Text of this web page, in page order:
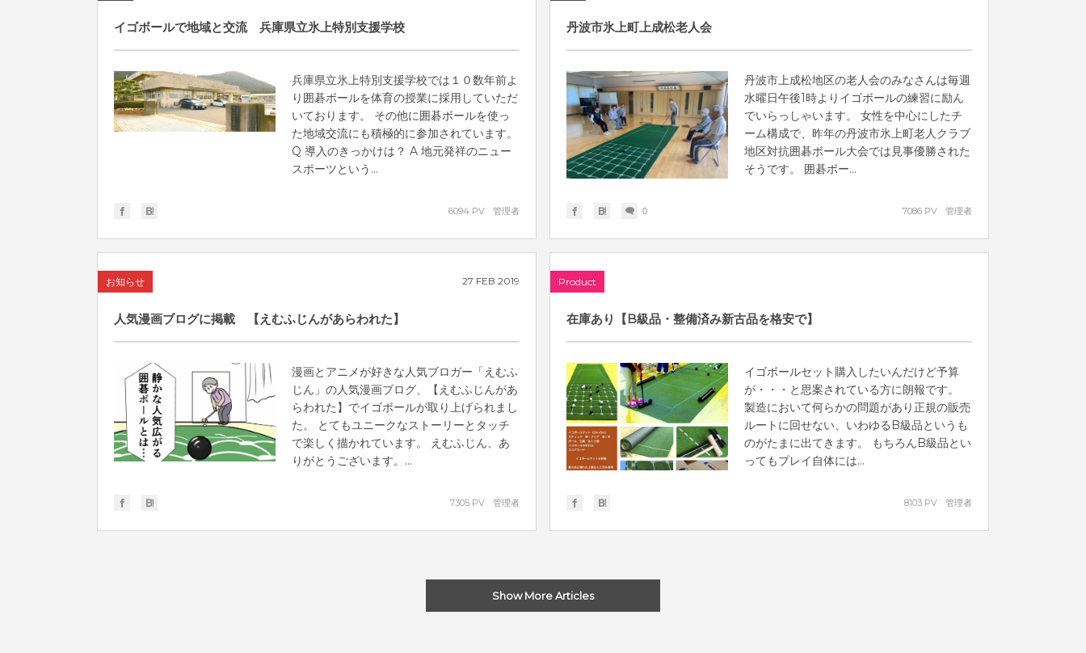
イゴボールで地域と交流 兵庫県立氷上特別支援学校
兵庫県立氷上特別支援学校では１０数年前よ
り囲碁ボールを体育の授業に採用していただ
いております。 その他に囲碁ボールを使っ
た地域交流にも積極的に参加されています。
Q 導入のきっかけは？ A 地元発祥のニュー
スポーツという...
管理者
6094 PV
丹波市氷上町上成松老人会
丹波市上成松地区の老人会のみなさんは毎週
水曜日午後1時よりイゴボールの練習に励ん
でいらっしゃいます。 女性を中心にしたチ
ーム構成で、昨年の丹波市氷上町老人クラブ
地区対抗囲碁ボール大会では見事優勝された
そうです。 囲碁ボー...
0 管理者
7086 PV
お知らせ 27 FEB 2019
人気漫画ブログに掲載 【えむふじんがあらわれた】
漫画とアニメが好きな人気ブロガー「えむふ
じん」の人気漫画ブログ、【えむふじんがあ
らわれた】でイゴボールが取り上げられまし
た。 とてもユニークなストーリーとタッチ
で楽しく描かれています。 えむふじん、あ
りがとうございます。...
管理者
7305 PV
Product
在庫あり【B級品・整備済み新古品を格安で】
イゴボールセット購入したいんだけど予算
が・・・と思案されている方に朗報です。
製造において何らかの問題があり正規の販売
ルートに回せない、いわゆるB級品というも
のがたまに出てきます。 もちろんB級品とい
ってもプレイ自体には...
管理者
8103 PV
Show More Articles